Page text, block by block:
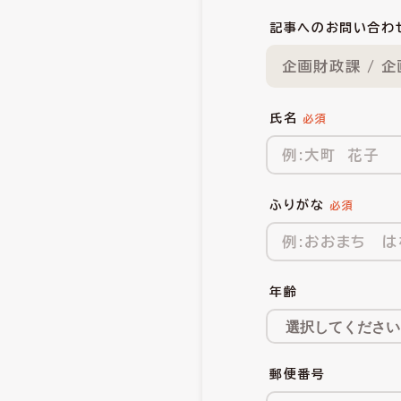
記事へのお問い合わ
企画財政課 / 企
氏名
ふりがな
年齢
郵便番号